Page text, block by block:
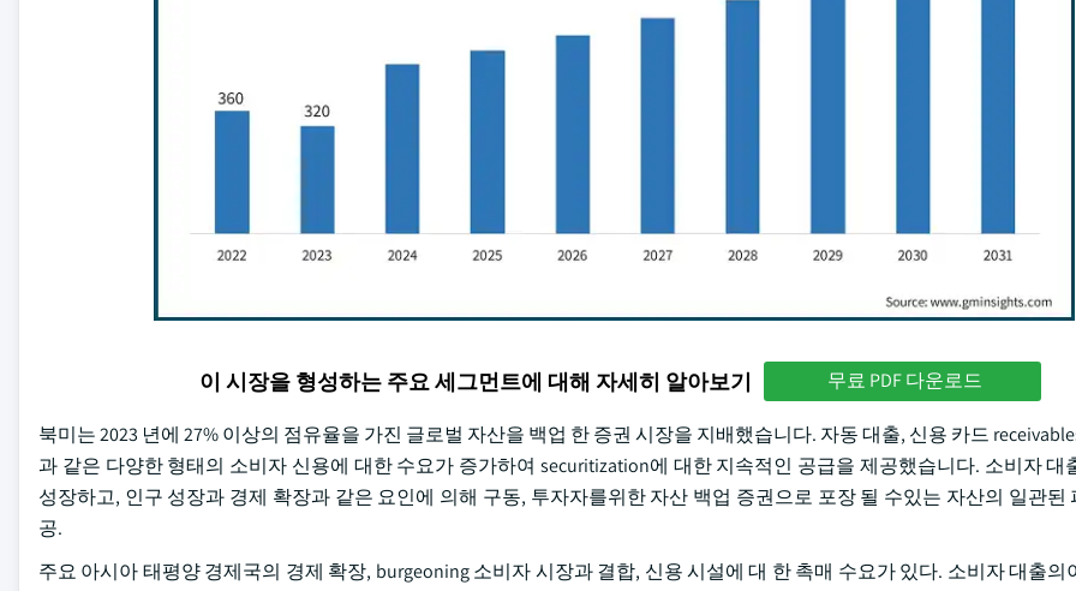
이 시장을 형성하는 주요 세그먼트에 대해 자세히 알아보기 무료 PDF 다운로드
북미는 2023 년에 27% 이상의 점유율을 가진 글로벌 자산을 백업 한 증권 시장을 지배했습니다. 자동 대출, 신용 카드
과 같은 다양한 형태의 소비자 신용에 대한 수요가 증가하여 securitization에 대한 지속적인 공급을 제공했습니다. 소비자 대
성장하고, 인구 성장과 경제 확장과 같은 요인에 의해 구동, 투자자를위한 자산 백업 증권으로 포장 될 수있는 자산의 일관된
공.
주요 아시아 태평양 경제국의 경제 확장, burgeoning 소비자 시장과 결합, 신용 시설에 대 한 촉매 수요가 있다. 소비자 대출의